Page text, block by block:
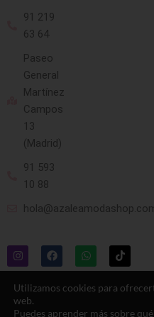
91 219
63 64
Paseo
General
Martínez
Campos
13
(Madrid)
91 593
10 88
Utilizamos cookies para
web.
Puedes aprender más sobre